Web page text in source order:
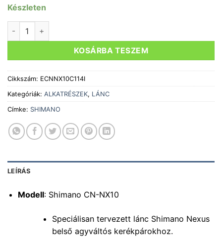
590 Ft. 890 Ft.
Készleten
KOSÁRBA TESZEM
Cikkszám: ECNNX10C114I
Kategóriák: ALKATRÉSZEK, LÁNC
Címke: SHIMANO
LEÍRÁS
Modell: Shimano CN-NX10
Speciálisan tervezett lánc Shimano Nexus
belső agyváltós kerékpárokhoz.